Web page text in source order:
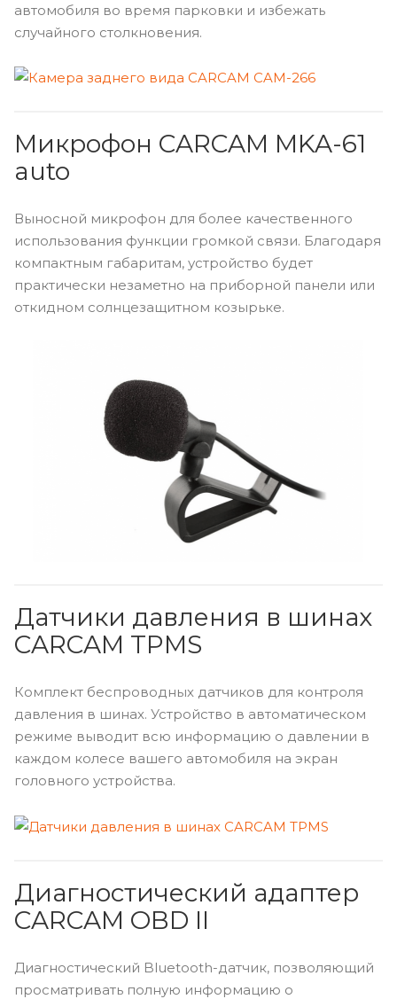
автомобиля во время парковки и избежать
случайного столкновения.
Микрофон CARCAM MKA-61
auto
Выносной микрофон для более качественного
использования функции громкой связи. Благодаря
компактным габаритам, устройство будет
практически незаметно на приборной панели или
откидном солнцезащитном козырьке.
Датчики давления в шинах
CARCAM TPMS
Комплект беспроводных датчиков для контроля
давления в шинах. Устройство в автоматическом
режиме выводит всю информацию о давлении в
каждом колесе вашего автомобиля на экран
головного устройства.
Диагностический адаптер
CARCAM OBD II
Диагностический Bluetooth-датчик, позволяющий
просматривать полную информацию о